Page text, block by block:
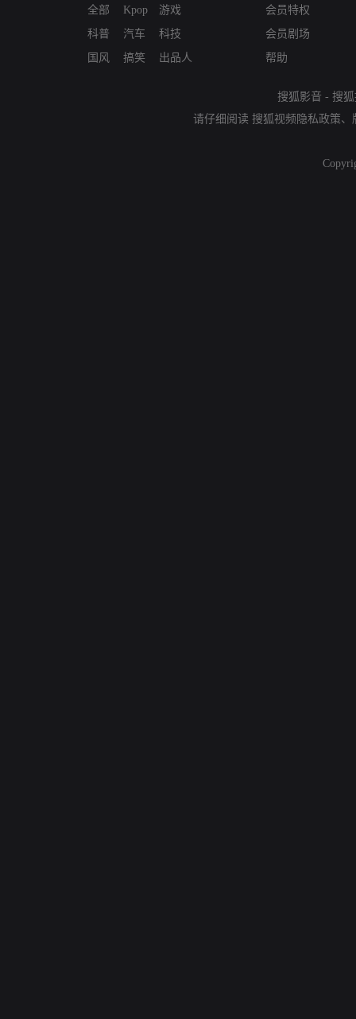
全部
科普
国风
Kpop
汽车
搞笑
游戏
科技
出品人
会员特权
会员剧场
帮助
搜狐影音 - 搜
请仔细阅读 搜狐视频隐私政策、